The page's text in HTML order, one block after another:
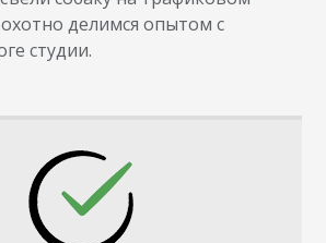
делимся опытом с
студии.